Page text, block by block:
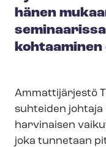
hänen
kohtaaminen
Ammattijärjestö
suh­tei­den johtaja
harvinaisen
joka tunnetaan